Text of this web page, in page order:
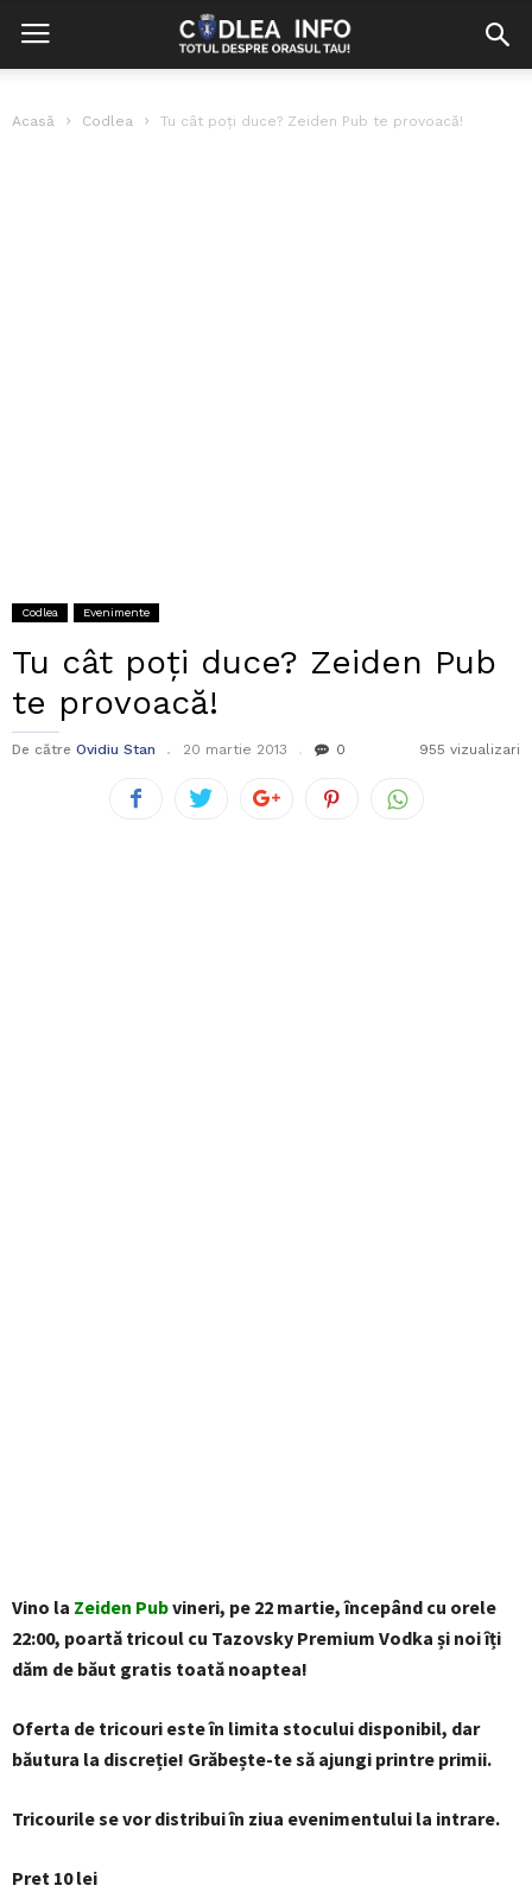
Acasă Codlea Tu cât poți duce? Zeiden Pub te provoacă!
Codlea Evenimente
Tu cât poți duce? Zeiden Pub
te provoacă!
De către Ovidiu Stan 20 martie 2013 0 955 vizualizari
Vino la Zeiden Pubvineri, pe 22 martie, începând cu orele
22:00, poartă tricoul cu Tazovsky Premium Vodka și noi îți
dăm de băut gratis toată noaptea!
Oferta de tricouri este în limita stocului disponibil, dar
băutura la discreție! Grăbește-te să ajungi printre primii.
Tricourile se vor distribui în ziua evenimentului la intrare.
Pret 10 lei